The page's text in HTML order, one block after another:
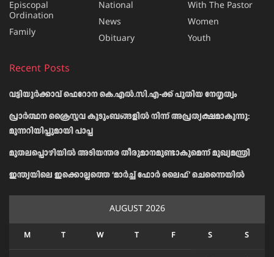
Episcopal
Ordination
Family
National
News
Obituary
With The Pastor
Women
Youth
Recent Posts
വട്ടിയൂർക്കാവ് ഫെറോന കെ.എൽ.സി.എ-ക്ക് പുതിയ നേതൃത്വം
പ്രാര്‍ത്ഥന ക്രൈസ്തവ കുടുംബങ്ങളില്‍ നിന്ന് അപ്രത്യക്ഷമാകുന്നു:
മുന്നറിയിപ്പുമായി പാപ്പ
മുതലപ്പൊഴിയിൽ അടിയന്തര തീരുമാനമുണ്ടാകുമെന്ന് മുഖ്യമന്ത്രി
ഇന്ത്യയിലെ ഇക്കൊല്ലത്തെ ‘മാർച്ച് ഫോർ ലൈഫ്’ ചെന്നൈയിൽ
AUGUST 2026
M T W T F S S